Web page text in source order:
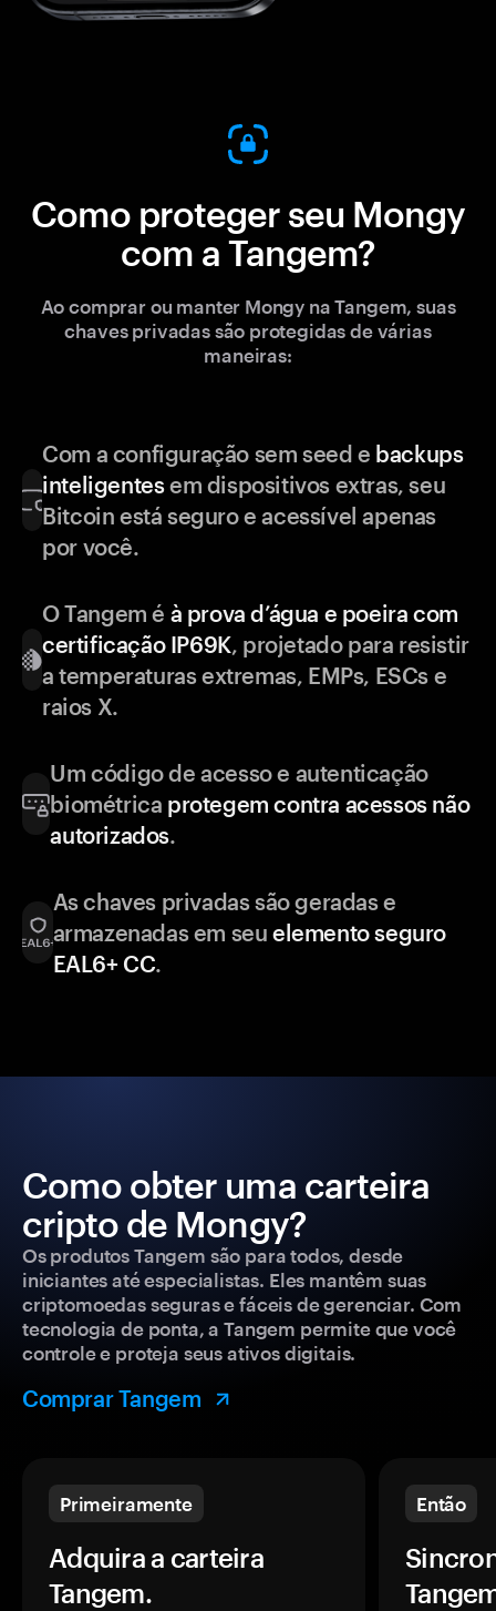
Como proteger seu Mongy
com a Tangem?
Ao comprar ou manter Mongy na Tangem, suas
chaves privadas são protegidas de várias
maneiras:
Com a configuração sem seed e backups
inteligentesem dispositivos extras, seu
Bitcoin está seguro e acessível apenas
por você.
O Tangem é à prova d’água e poeira com
certificação IP69K, projetado para resistir
a temperaturas extremas, EMPs, ESCs e
raios X.
Um código de acesso e autenticação
biométrica protegem contra acessos não
autorizados.
As chaves privadas são geradas e
armazenadas em seu elemento seguro
EAL6+ CC.
Como obter uma carteira
cripto de Mongy?
Os produtos Tangem são para todos, desde
iniciantes até especialistas. Eles mantêm suas
criptomoedas seguras e fáceis de gerenciar. Com
tecnologia de ponta, a Tangem permite que você
controle e proteja seus ativos digitais.
Comprar Tangem
Primeiramente
Adquira a carteira
Tangem.
Então